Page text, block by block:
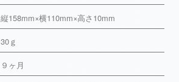
縦158mm×横110mm×高さ10mm
30ｇ
９ヶ月